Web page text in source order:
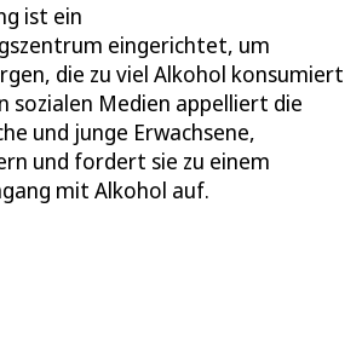
ist ein
eingerichtet, um
die zu viel Alkohol konsumiert
sozialen Medien appelliert die
und junge Erwachsene,
und fordert sie zu einem
mit Alkohol auf.